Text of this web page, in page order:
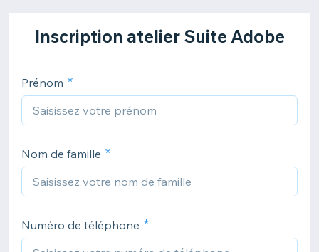
Inscription atelier Suite Adobe
Prénom
Nom de famille
Numéro de téléphone